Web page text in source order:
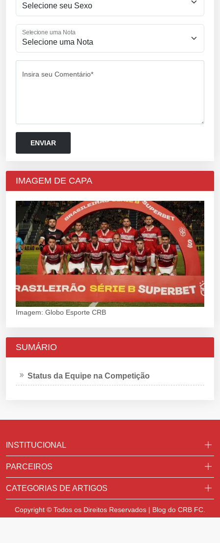
Selecione uma Nota
Insira seu Comentário*
IMAGEM DE CAPA
Imagem: Globo Esporte CRB
SUMÁRIO
Status da Equipe na Competição
INSTITUCIONAL
PARCEIROS
CATEGORIAS DE ARTIGOS
Copyright © Todos os Direitos Reservados | Blog do CRB FC.